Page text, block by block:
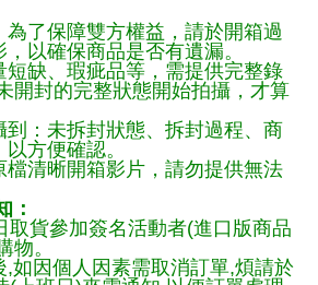
了保障雙方權益，請於開箱過
以確保商品是否有遺漏。
短缺、瑕疵品等，需提供完整錄
開封的完整狀態開始拍攝，才算
到：未拆封狀態、拆封過程、商
方便確認。
檔清晰開箱影片，請勿提供無法
：
貨參加簽名活動者(進口版商品
物。
,如因個人因素需取消訂單,煩請於